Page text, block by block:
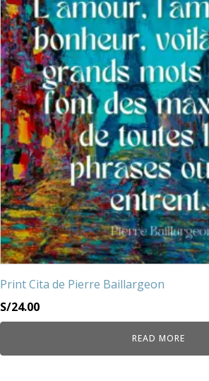
Print Cita de Pierre Baillargeon
S/24.00
READ MORE